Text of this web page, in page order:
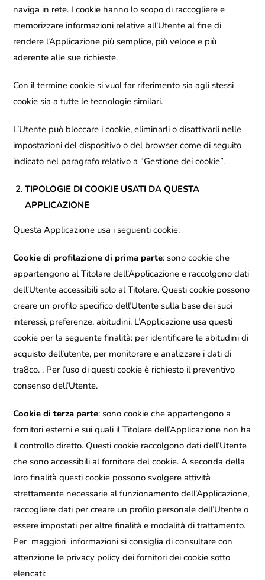
naviga in rete. I cookie hanno lo scopo di raccogliere e
memorizzare informazioni relative all’Utente al fine di
rendere l’Applicazione più semplice, più veloce e più
aderente alle sue richieste.
Con il termine cookie si vuol far riferimento sia agli stessi
cookie sia a tutte le tecnologie similari.
L’Utente può bloccare i cookie, eliminarli o disattivarli nelle
impostazioni del dispositivo o del browser come di seguito
indicato nel paragrafo relativo a “Gestione dei cookie”.
TIPOLOGIE DI COOKIE USATI DA QUESTA
APPLICAZIONE
Questa Applicazione usa i seguenti cookie:
Cookie di profilazione di prima parte: sono cookie che
appartengono al Titolare dell’Applicazione e raccolgono dati
dell’Utente accessibili solo al Titolare. Questi cookie possono
creare un profilo specifico dell’Utente sulla base dei suoi
interessi, preferenze, abitudini. L’Applicazione usa questi
cookie per la seguente finalità: per identificare le abitudini di
acquisto dell’utente, per monitorare e analizzare i dati di
tra8co. . Per l’uso di questi cookie è richiesto il preventivo
consenso dell’Utente.
Cookie di terza parte: sono cookie che appartengono a
fornitori esterni e sui quali il Titolare dell’Applicazione non ha
il controllo diretto. Questi cookie raccolgono dati dell’Utente
che sono accessibili al fornitore del cookie. A seconda della
loro finalità questi cookie possono svolgere attività
strettamente necessarie al funzionamento dell’Applicazione,
raccogliere dati per creare un profilo personale dell’Utente o
essere impostati per altre finalità e modalità di trattamento.
Per maggiori informazioni si consiglia di consultare con
attenzione le privacy policy dei fornitori dei cookie sotto
elencati: